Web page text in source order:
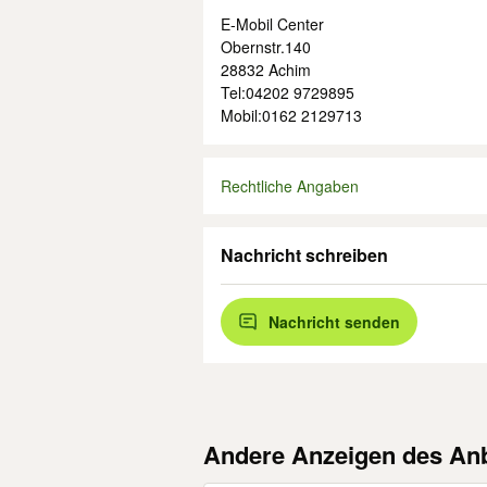
E-Mobil Center
Obernstr.140
28832 Achim
Tel:04202 9729895
Mobil:0162 2129713
Rechtliche Angaben
Nachricht schreiben
Nachricht senden
Andere Anzeigen des